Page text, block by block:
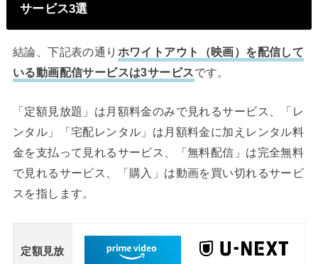
サービス3選
結論、下記表の通り ホワイトアウト（映画）を配信して
いる動画配信サービスは3サービスです。
「定額見放題」は月額料金のみで見れるサービス、「レ
ンタル」「宅配レンタル」は月額料金に加えレンタル料
金を支払って見れるサービス、「無料配信」は完全無料
で見れるサービス、「購入」は動画を買い切れるサービ
スを指します。
定額見放